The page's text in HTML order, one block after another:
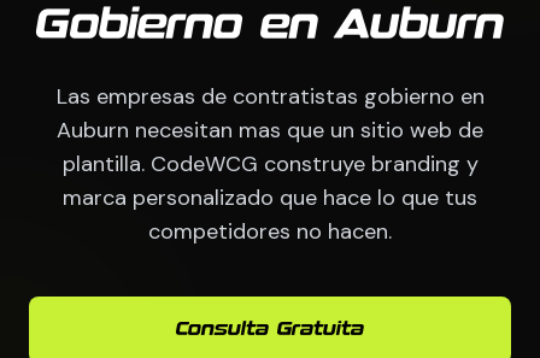
Gobierno en Auburn
Las empresas de contratistas gobierno en
Auburn necesitan mas que un sitio web de
plantilla. CodeWCG construye branding y
marca personalizado que hace lo que tus
competidores no hacen.
Consulta Gratuita